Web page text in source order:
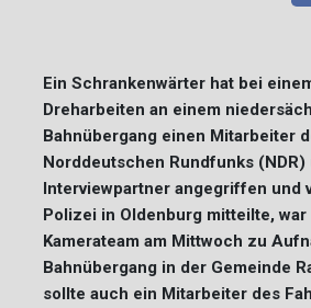
Ein Schrankenwärter hat bei
Dreharbeiten an einem
Bahnübergang einen Mitarbeiter
Norddeutschen Rundfunks (NDR)
Interviewpartner angegriffen und
Polizei in Oldenburg mitteilte, war
Kamerateam am Mittwoch zu
Bahnübergang in der Gemeinde
sollte auch ein Mitarbeiter des